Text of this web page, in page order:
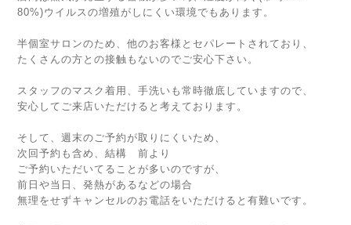
80%)ウイルスの増殖がしにくい環境でもあります。
半個室サロンのため、他のお客様とセパレートされており、
たくさんの方との接触もないのでご安心下さい。
スタッフのマスク着用、手洗いも常時徹底していますので、
安心してご来店いただけると考えております。
そして、週末のご予約が取りにくいため、
次回予約も含め、結構 前より
ご予約いただいてることが多いのですが、
前日や当日、発熱があるなどの場合
無理をせずキャンセルのお電話をいただけると有難いです。